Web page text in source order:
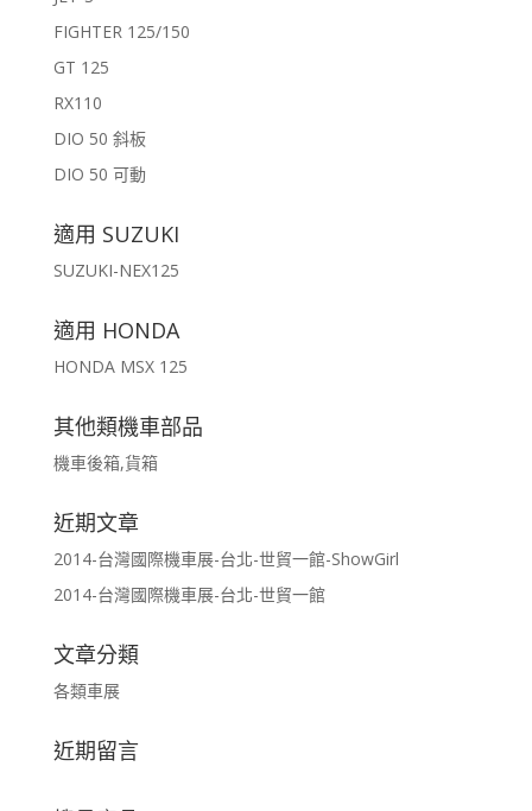
FIGHTER 125/150
GT 125
RX110
DIO 50 斜板
DIO 50 可動
適用 SUZUKI
SUZUKI-NEX125
適用 HONDA
HONDA MSX 125
其他類機車部品
機車後箱,貨箱
近期文章
2014-台灣國際機車展-台北-世貿一館-ShowGirl
2014-台灣國際機車展-台北-世貿一館
文章分類
各類車展
近期留言